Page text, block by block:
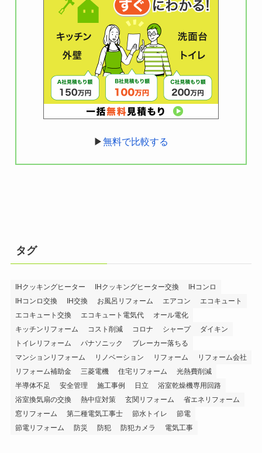
▶無料で比較する
タグ
IHクッキングヒーター IHクッキングヒーター交換
IHコンロ
IHコンロ交換
IH交換 お風呂リフォーム エアコン
エコキュート
エコキュート交換
エコキュート電気代
オール電化
キッチンリフォーム
コスト削減 コロナ シャープ
ダイキン
トイレリフォーム
パナソニック
ブレーカー落ちる
マンションリフォーム
リノベーション リフォーム
リフォーム会社
リフォーム補助金
三菱電機 住宅リフォーム
光熱費削減
半導体不足
安全管理 施工事例 日立
浴室乾燥機専用回路
浴室換気扇の交換
熱中症対策 玄関リフォーム
省エネリフォーム
窓リフォーム
第二種電気工事士 節水トイレ
節電
節電リフォーム
防災 防犯 防犯カメラ 電気工事